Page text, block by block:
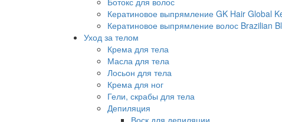
Кератиновое выпрямление GK Hair Global
Кератиновое выпрямление волос Brazilian
Уход за телом
Крема для тела
Масла для тела
Лосьон для тела
Крема для ног
Гели, скрабы для тела
Депиляция
Воск для депиляции